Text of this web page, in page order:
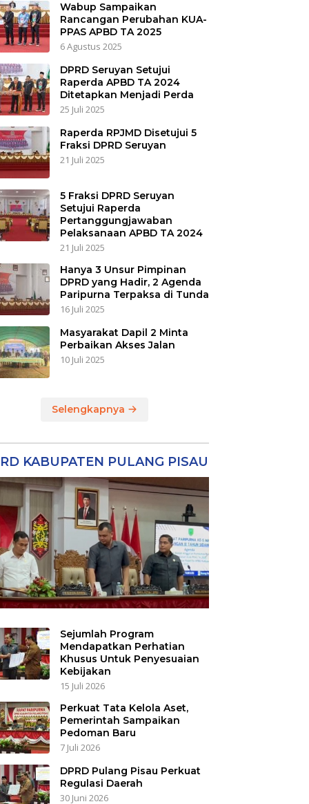
Wabup Sampaikan
Rancangan Perubahan KUA-
PPAS APBD TA 2025
6 Agustus 2025
DPRD Seruyan Setujui
Raperda APBD TA 2024
Ditetapkan Menjadi Perda
25 Juli 2025
Raperda RPJMD Disetujui 5
Fraksi DPRD Seruyan
21 Juli 2025
5 Fraksi DPRD Seruyan
Setujui Raperda
Pertanggungjawaban
Pelaksanaan APBD TA 2024
21 Juli 2025
Hanya 3 Unsur Pimpinan
DPRD yang Hadir, 2 Agenda
Paripurna Terpaksa di Tunda
16 Juli 2025
Masyarakat Dapil 2 Minta
Perbaikan Akses Jalan
10 Juli 2025
Selengkapnya
KABUPATEN PULANG PISAU
Sejumlah Program
Mendapatkan Perhatian
Khusus Untuk Penyesuaian
Kebijakan
15 Juli 2026
Perkuat Tata Kelola Aset,
Pemerintah Sampaikan
Pedoman Baru
7 Juli 2026
DPRD Pulang Pisau Perkuat
Regulasi Daerah
30 Juni 2026